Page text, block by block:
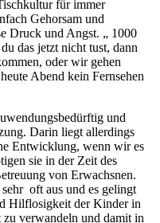
für immer
Gehorsam und
Druck und Angst. „ 1000
das jetzt nicht tust, dann
oder wir gehen
Abend kein Fernsehen
und
Darin liegt allerdings
Entwicklung, wenn wir es
sie in der Zeit des
von Erwachsnen.
oft aus und es gelingt
Hilflosigkeit der Kinder in
verwandeln und damit in